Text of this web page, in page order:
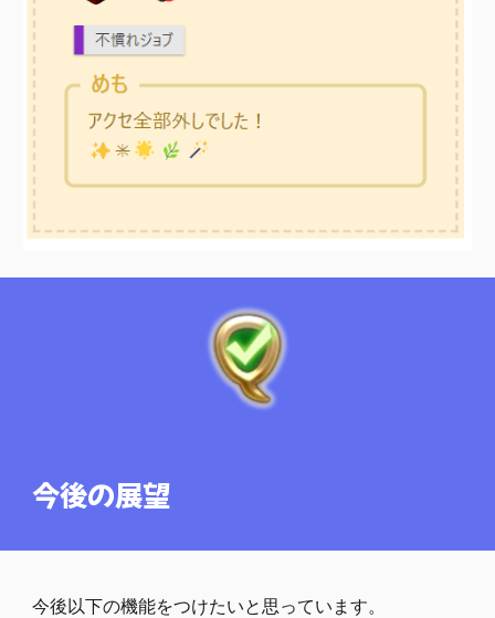
今後の展望
今後以下の機能をつけたいと思っています。